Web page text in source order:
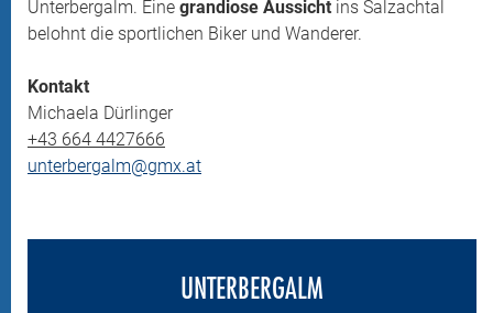
Unterbergalm. Eine grandiose Aussicht ins Salzachtal
belohnt die sportlichen Biker und Wanderer.
Kontakt
Michaela Dürlinger
+43 664 4427666
unterbergalm@gmx.at
UNTERBERGALM